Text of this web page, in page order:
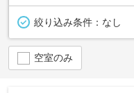
絞り込み条件： なし
空室のみ